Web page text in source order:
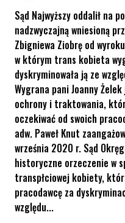
Sąd Najwyższy oddalił na
nadzwyczajną wniesioną
Zbigniewa Ziobrę od
w którym trans kobieta
dyskryminowała ją ze
Wygrana pani Joanny
ochrony i traktowania,
oczekiwać od swoich
adw. Paweł Knut
września 2020 r. Sąd
historyczne orzeczenie w
transpłciowej kobiety,
pracodawcę za
względu...